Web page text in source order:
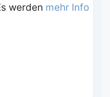
werden mehr Info